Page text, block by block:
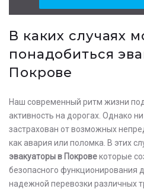
В каких случаях
понадобиться
Покрове
Наш современный ритм жизни
активность на дорогах. Однако
застрахован от возможных
как авария или поломка. В этих
эвакуаторы в Покровекоторые
безопасного функционирования
надежной перевозки различных